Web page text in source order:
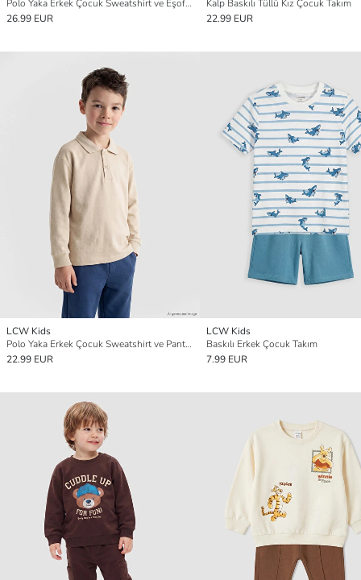
Polo Yaka Erkek Çocuk Sweatshirt ve Eşofman Altı
26.99 EUR
Kalp Baskılı Tüllü Kız Çocuk Takım
22.99 EUR
LCW Kids
Polo Yaka Erkek Çocuk Sweatshirt ve Pantolon
22.99 EUR
LCW Kids
Baskılı Erkek Çocuk Takım
7.99 EUR